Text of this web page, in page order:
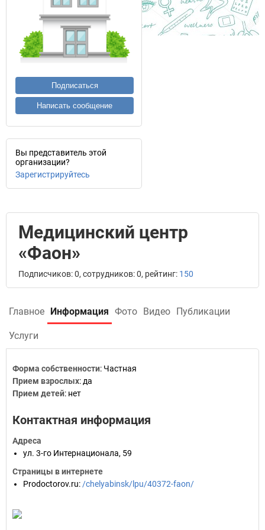
Подписаться
Написать сообщение
Вы представитель этой
организации?
Зарегистрируйтесь
Медицинский центр
«Фаон»
Подписчиков: 0, сотрудников: 0, рейтинг: 150
Главное Информация Фото Видео Публикации
Услуги
Форма собственности: Частная
Прием взрослых: да
Прием детей: нет
Контактная информация
Адреса
ул. 3-го Интернационала, 59
Страницы в интернете
Prodoctorov.ru: /chelyabinsk/lpu/40372-faon/